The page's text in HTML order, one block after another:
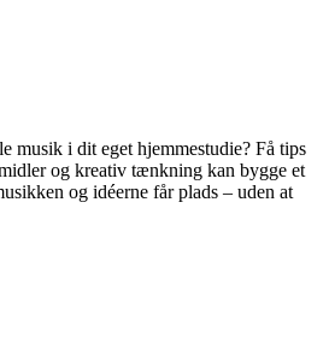
musik i dit eget hjemmestudie? Få tips
og kreativ tænkning kan bygge et
og idéerne får plads – uden at